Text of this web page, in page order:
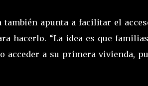
apunta a facilitar el
hacerlo. “La idea es que
acceder a su primera vivienda,